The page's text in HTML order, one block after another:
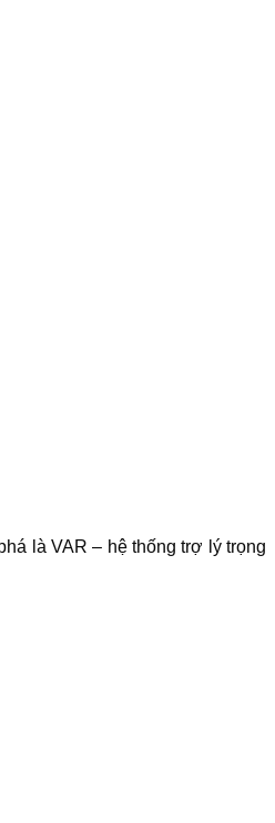
là VAR – hệ thống trợ lý trọng